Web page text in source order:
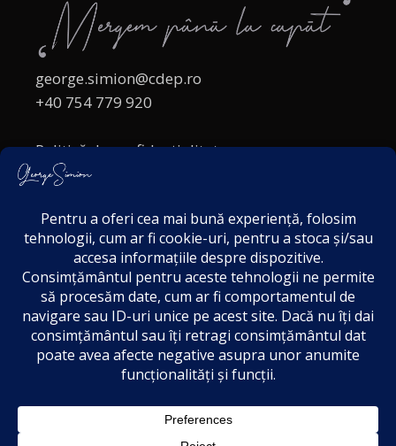
george.simion@cdep.ro
+40 754 779 920
Politică de confidențialitate
Politica cookies
Acordul de markting
Disclaimer